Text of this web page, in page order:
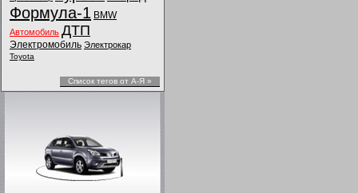
Формула-1 BMW
Автомобиль ДТП
Электромобиль Электрокар
Toyota
Список тегов от А-Я »